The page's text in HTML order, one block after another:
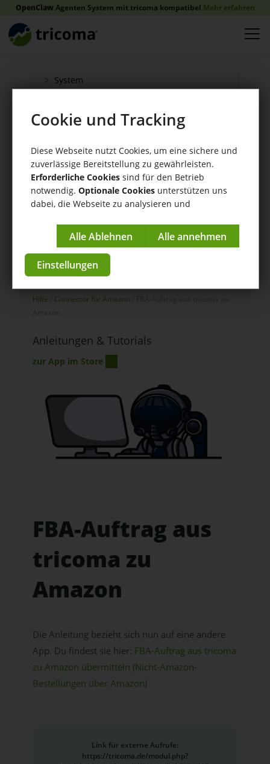
OpenClawAgenten System mit tricoma kompatibel Mehr erfahren
System
Onlineshop
Schnittstellen
Zahlung
Versand
WaWi/CRM
CRM Tools
Connector für Amazon
Hilfe Connector für Amazon
Anleitungen & Tutorials
zur App im Store
FBA-Auftrag aus
tricoma zu
Amazon
Die Anleitung bezieht sich nun auf eine andere
App. Du findest sie hier: FBA-Auftrag aus tricoma
zu Amazon übermitteln (Nicht-Amazon-
Bestellungen über Amazon)
Link für externe Aufrufe:
https://tricoma.de/modul.php?
Cookie und Tracking
Diese Webseite nutzt Cookies, um eine sichere und
zuverlässige Bereitstellung zu gewährleisten.
Erforderliche Cookies sind für den Betrieb
notwendig. Optionale Cookies unterstützen uns
dabei, die Webseite zu analysieren und
Impressum| Datenschutzerklärung
Einstellungen